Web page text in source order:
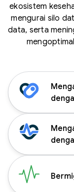
ekosistem
mengurai silo
data, serta